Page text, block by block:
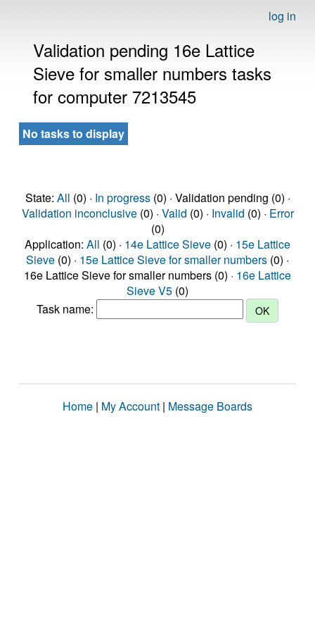
log in
Validation pending 16e Lattice
Sieve for smaller numbers tasks
for computer 7213545
No tasks to display
State: All (0) · In progress(0) · Validation pending (0) ·
Validation inconclusive(0) · Valid (0) · Invalid (0) · Error
(0)
Application: All (0) · 14e Lattice Sieve (0) · 15e Lattice
Sieve (0) · 15e Lattice Sieve for smaller numbers (0) ·
16e Lattice Sieve for smaller numbers (0) · 16e Lattice
Sieve V5 (0)
Task name:
Home | My Account | Message Boards